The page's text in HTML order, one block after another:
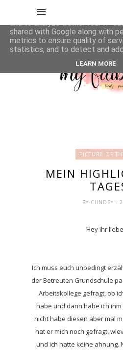
PICTURE OF
MEIN
BY CIINDEY-
Hey ihr
Ich muss euch unbedingt
der Betreuten Grundschule
Arbeitskollege gefragt, ob
habe und dann habe ich
nicht habe diesen aber mal
hat er mich noch gefragt,
und ich hatte keine ahnung.
This site uses cookies from
and to analyze traffic. Your IP
shared with Google along with
metrics to ensure quality of
statistics, and to detect and
LEARN MORE